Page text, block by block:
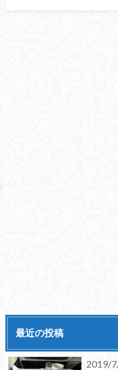
最近の投稿
2019/